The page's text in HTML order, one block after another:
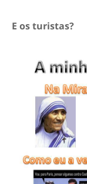
E os turistas?